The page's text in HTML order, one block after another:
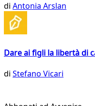
di Antonia Arslan
Dare ai figli la libertà di
di Stefano Vicari